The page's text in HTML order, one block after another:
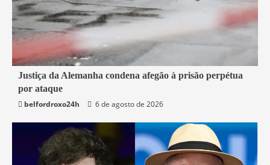
1 min read
Mundo
Justiça da Alemanha condena afegão à prisão perpétua
por ataque
belfordroxo24h
6 de agosto de 2026